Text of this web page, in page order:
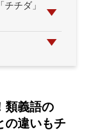
チダ」
類義語の
の違いもチ